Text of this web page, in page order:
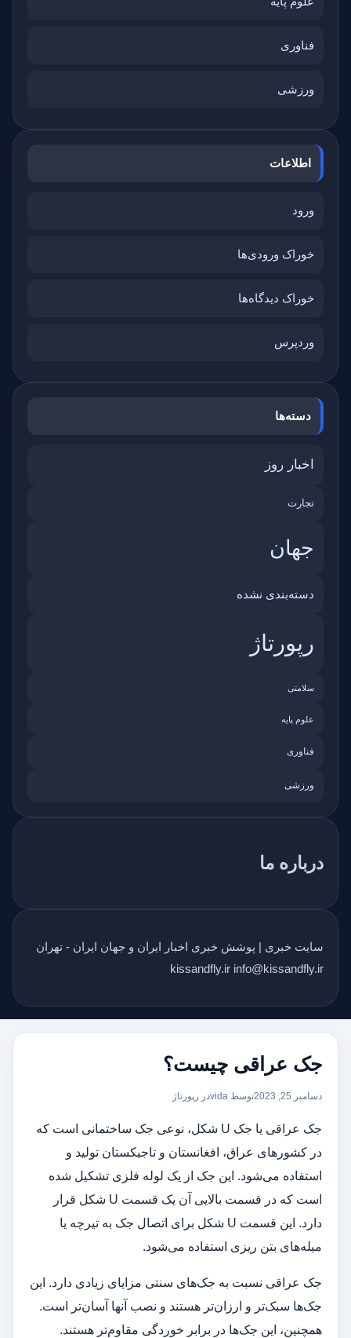
فناوری
ورزشی
اطلاعات
ورود
خوراک ورودی‌ها
خوراک دیدگاه‌ها
وردپرس
دسته‌ها
اخبار روز
تجارت
جهان
دسته‌بندی نشده
رپورتاژ
سلامتی
علوم پایه
فناوری
ورزشی
درباره ما
سایت خبری | پوشش خبری اخبار ایران و جهان ایران - تهران
kissandfly.ir info@kissandfly.ir
جک عراقی چیست؟
دسامبر 25, 2023 توسط vida در رپورتاژ
جک عراقی یا جک U شکل، نوعی جک ساختمانی است که
در کشورهای عراق، افغانستان و تاجیکستان تولید و
استفاده می‌شود. این جک از یک لوله فلزی تشکیل شده
است که در قسمت بالایی آن یک قسمت U شکل قرار
دارد. این قسمت U شکل برای اتصال جک به تیرچه یا
میله‌های بتن ریزی استفاده می‌شود.
جک عراقی نسبت به جک‌های سنتی مزایای زیادی دارد. این
جک‌ها سبک‌تر و ارزان‌تر هستند و نصب آنها آسان‌تر است.
همچنین، این جک‌ها در برابر خوردگی مقاوم‌تر هستند.